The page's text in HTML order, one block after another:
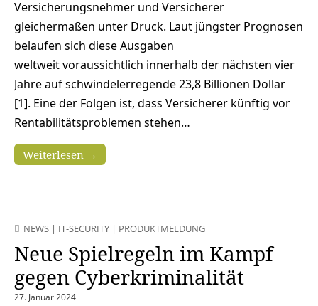
Versicherungsnehmer und Versicherer
gleichermaßen unter Druck. Laut jüngster Prognosen
belaufen sich diese Ausgaben
weltweit voraussichtlich innerhalb der nächsten vier
Jahre auf schwindelerregende 23,8 Billionen Dollar
[1]. Eine der Folgen ist, dass Versicherer künftig vor
Rentabilitätsproblemen stehen…
Weiterlesen →
NEWS | IT-SECURITY | PRODUKTMELDUNG
Neue Spielregeln im Kampf
gegen Cyberkriminalität
27. Januar 2024